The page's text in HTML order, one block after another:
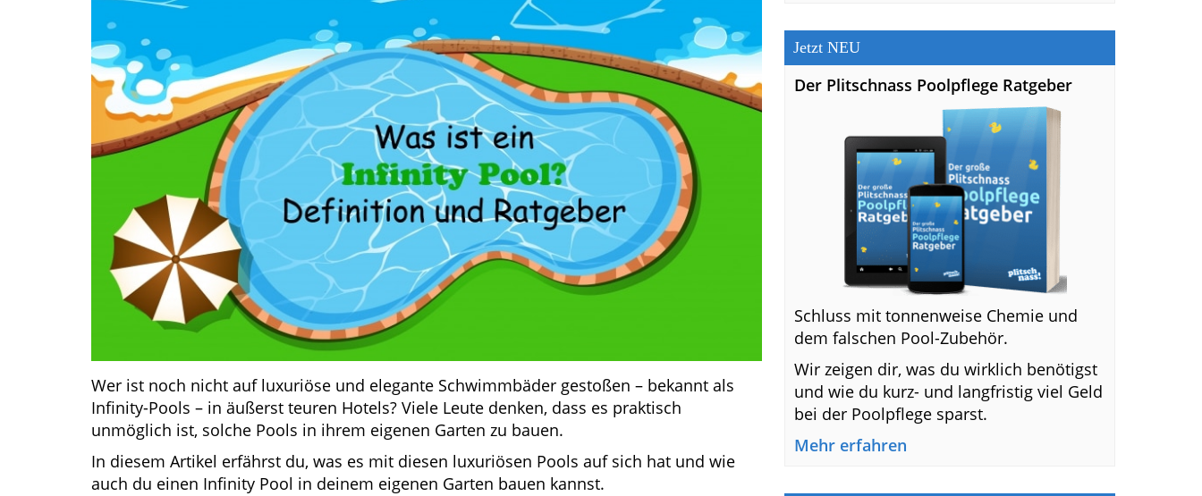
Wer ist noch nicht auf luxuriöse und elegante Schwimmbäder gestoßen – bekannt als
Infinity-Pools – in äußerst teuren Hotels? Viele Leute denken, dass es praktisch
unmöglich ist, solche Pools in ihrem eigenen Garten zu bauen.
In diesem Artikel erfährst du, was es mit diesen luxuriösen Pools auf sich hat und wie
auch du einen Infinity Pool in deinem eigenen Garten bauen kannst.
Jetzt NEU
Der Plitschnass Poolpflege Ratgeber
Schluss mit tonnenweise Chemie und
dem falschen Pool-Zubehör.
Wir zeigen dir, was du wirklich benötigst
und wie du kurz- und langfristig viel Geld
bei der Poolpflege sparst.
Mehr erfahren